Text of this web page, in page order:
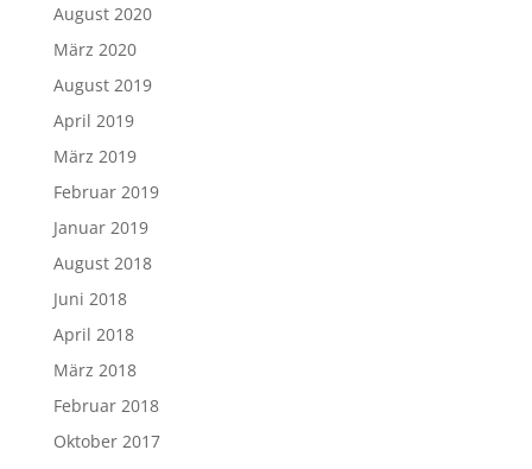
August 2020
März 2020
August 2019
April 2019
März 2019
Februar 2019
Januar 2019
August 2018
Juni 2018
April 2018
März 2018
Februar 2018
Oktober 2017